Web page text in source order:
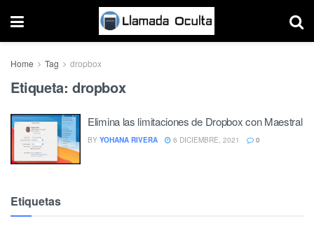
Home Tag dropbox
Etiqueta: dropbox
Elimina las limitaciones de Dropbox con Maestral
BY YOHANA RIVERA 6 DICIEMBRE, 2021 0
Etiquetas